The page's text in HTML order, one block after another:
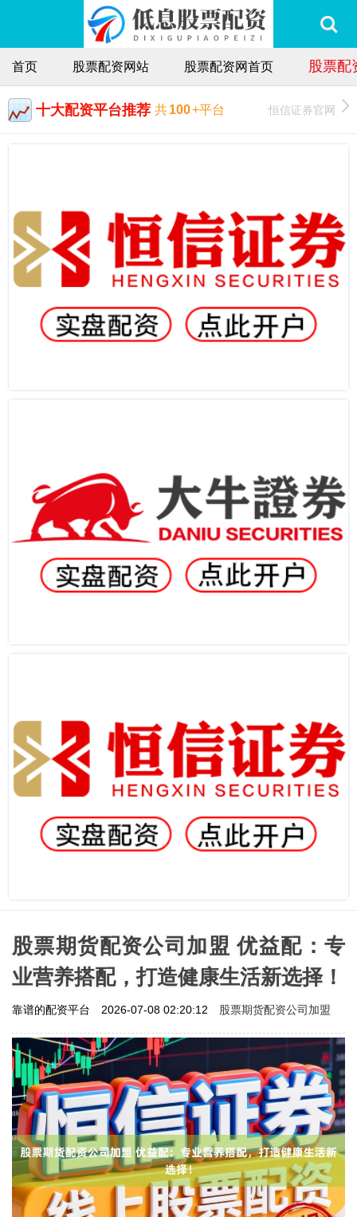
首页 股票配资网站 股票配资网首页 股票配
十大配资平台推荐 共100+平台 恒信证券官网
股票期货配资公司加盟 优益配：专
业营养搭配，打造健康生活新选择！
靠谱的配资平台 2026-07-08 02:20:12 股票期货配资公司加盟